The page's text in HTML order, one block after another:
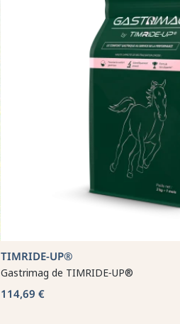
TIMRIDE‑UP®
Gastrimag de TIMRIDE‑UP®
114,69 €